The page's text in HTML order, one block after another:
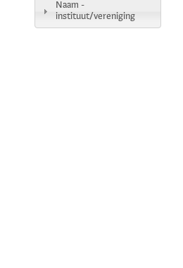
Naam -
instituut/vereniging